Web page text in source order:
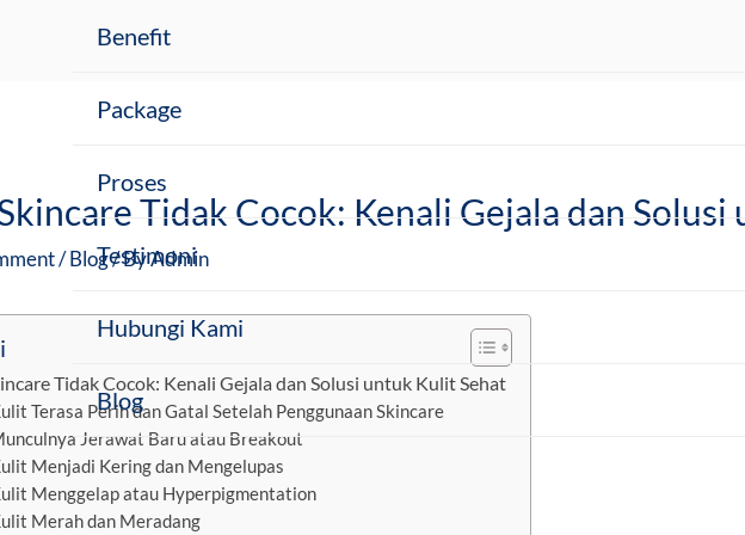
Benefit
Package
Proses
Testimoni
Hubungi Kami
Blog
Tidak Cocok: Kenali Gejala dan
/Blog/ ByAdmin
Tidak Cocok: Kenali Gejala dan Solusi untuk Kulit Sehat
Terasa Perih dan Gatal Setelah Penggunaan Skincare
Jerawat Baru atau Breakout
Menjadi Kering dan Mengelupas
Menggelap atau Hyperpigmentation
Merah dan Meradang